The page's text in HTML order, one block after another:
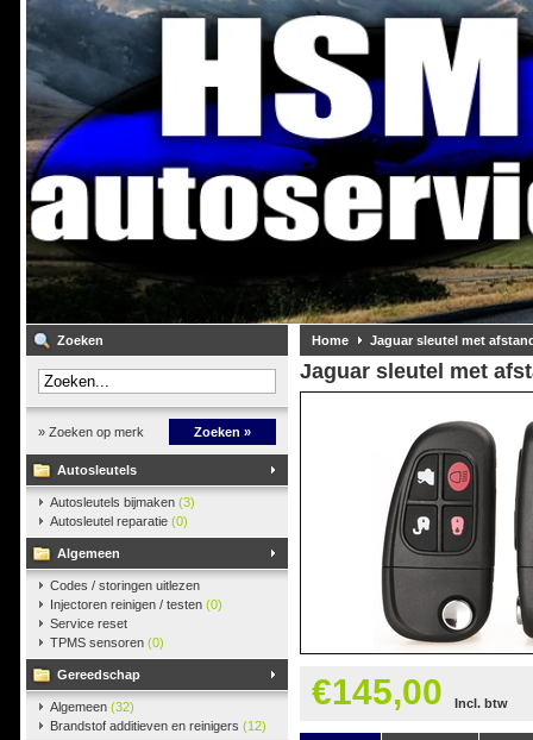
Zoeken
» Zoeken op merk Zoeken »
Autosleutels
Autosleutels bijmaken (3)
Autosleutel reparatie (0)
Algemeen
Codes / storingen uitlezen
Injectoren reinigen / testen (0)
Service reset
TPMS sensoren (0)
Gereedschap
Algemeen (32)
Brandstof additieven en reinigers (12)
Home Jaguar sleutel met
Jaguar sleutel met
€145,00 Incl. btw